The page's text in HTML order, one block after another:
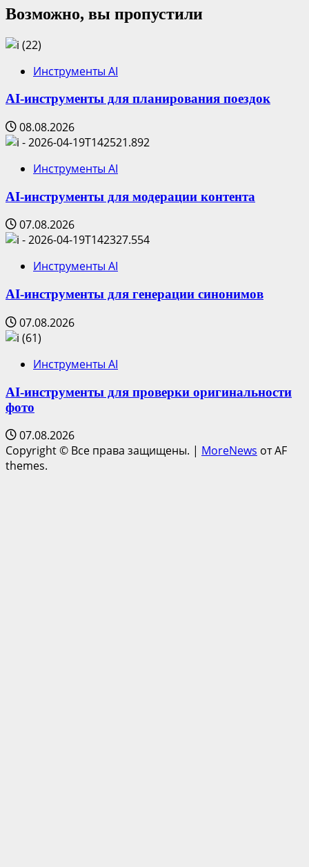
Возможно, вы пропустили
Инструменты AI
AI-инструменты для планирования поездок
08.08.2026
Инструменты AI
AI-инструменты для модерации контента
07.08.2026
Инструменты AI
AI-инструменты для генерации синонимов
07.08.2026
Инструменты AI
AI-инструменты для проверки оригинальности
фото
07.08.2026
Copyright © Все права защищены. | MoreNews от AF
themes.